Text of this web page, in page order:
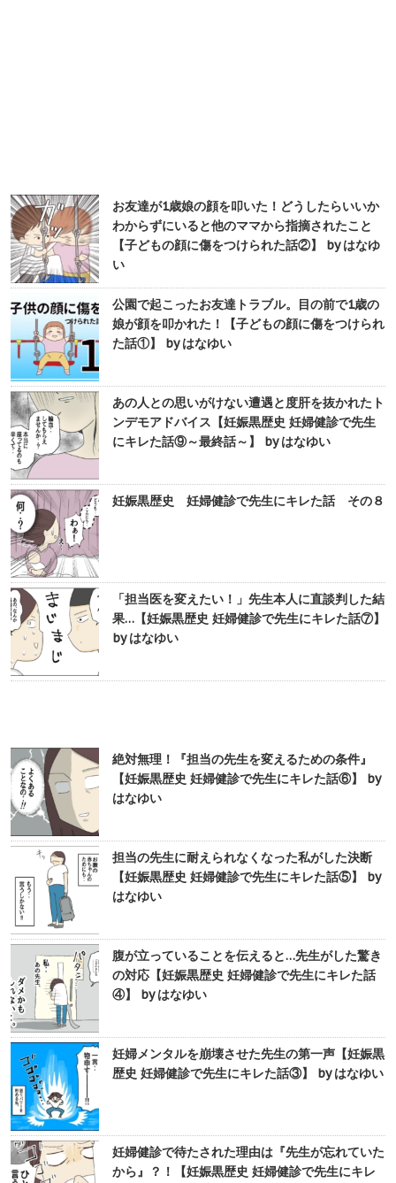
お友達が1歳娘の顔を叩いた！どうしたらいいか
わからずにいると他のママから指摘されたこと
【子どもの顔に傷をつけられた話②】 by はなゆ
い
公園で起こったお友達トラブル。目の前で1歳の
娘が顔を叩かれた！【子どもの顔に傷をつけられ
た話①】 by はなゆい
あの人との思いがけない遭遇と度肝を抜かれたト
ンデモアドバイス【妊娠黒歴史 妊婦健診で先生
にキレた話⑨～最終話～】 by はなゆい
妊娠黒歴史 妊婦健診で先生にキレた話 その８
「担当医を変えたい！」先生本人に直談判した結
果…【妊娠黒歴史 妊婦健診で先生にキレた話⑦】
by はなゆい
絶対無理！『担当の先生を変えるための条件』
【妊娠黒歴史 妊婦健診で先生にキレた話⑥】 by
はなゆい
担当の先生に耐えられなくなった私がした決断
【妊娠黒歴史 妊婦健診で先生にキレた話⑤】 by
はなゆい
腹が立っていることを伝えると…先生がした驚き
の対応【妊娠黒歴史 妊婦健診で先生にキレた話
④】 by はなゆい
妊婦メンタルを崩壊させた先生の第一声【妊娠黒
歴史 妊婦健診で先生にキレた話③】 by はなゆい
妊婦健診で待たされた理由は『先生が忘れていた
から』？！【妊娠黒歴史 妊婦健診で先生にキレ